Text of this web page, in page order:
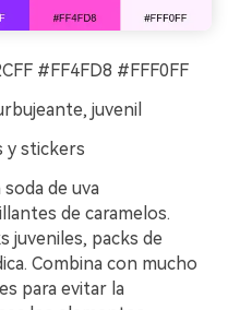
#FF4FD8 #FFF0FF
juvenil
y stickers
de uva
de caramelos.
juveniles, packs de
Combina con mucho
para evitar la